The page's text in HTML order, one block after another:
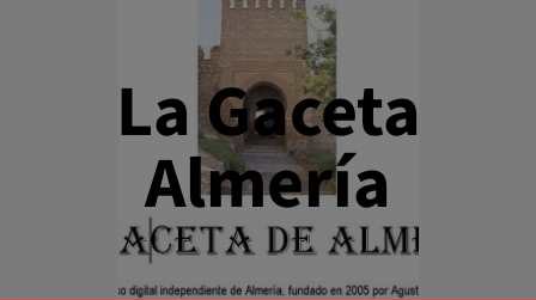
La Gaceta
Almería